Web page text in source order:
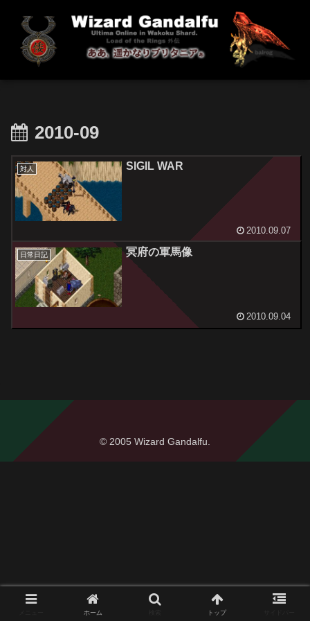
2010-09
対人 SIGIL WAR
2010.09.07
日常日記 冥府の軍馬像
2010.09.04
© 2005 Wizard Gandalfu.
ホーム トップ